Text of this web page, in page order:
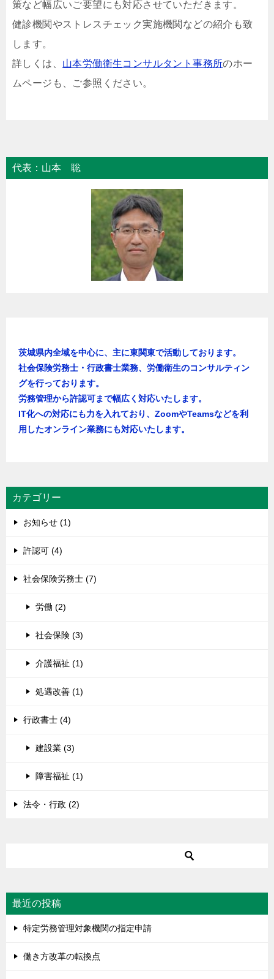
策など幅広いご要望にも対応させていただきます。
健診機関やストレスチェック実施機関などの紹介も致
します。
詳しくは、 山本労働衛生コンサルタント事務所のホー
ムページも、ご参照ください。
代表：山本 聡
茨城県内全域を中心に、主に東関東で活動しております。
社会保険労務士・行政書士業務、労働衛生のコンサルティン
グを行っております。
労務管理から許認可まで幅広く対応いたします。
IT化への対応にも力を入れており、ZoomやTeamsなどを利
用したオンライン業務にも対応いたします。
カテゴリー
お知らせ (1)
許認可 (4)
社会保険労務士 (7)
労働 (2)
社会保険 (3)
介護福祉 (1)
処遇改善 (1)
行政書士 (4)
建設業 (3)
障害福祉 (1)
法令・行政 (2)
最近の投稿
特定労務管理対象機関の指定申請
働き方改革の転換点